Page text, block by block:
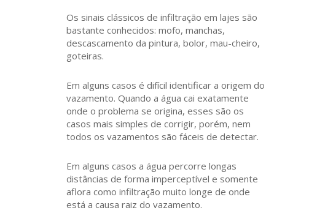
Os sinais clássicos de infiltração em lajes são
bastante conhecidos: mofo, manchas,
descascamento da pintura, bolor, mau-cheiro,
goteiras.
Em alguns casos é difícil identificar a origem do
vazamento. Quando a água cai exatamente
onde o problema se origina, esses são os
casos mais simples de corrigir, porém, nem
todos os vazamentos são fáceis de detectar.
Em alguns casos a água percorre longas
distâncias de forma imperceptível e somente
aflora como infiltração muito longe de onde
está a causa raiz do vazamento.